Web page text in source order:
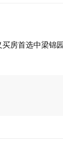
房首选中梁锦园